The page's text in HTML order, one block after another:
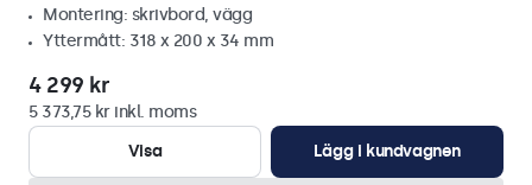
Montering: skrivbord, vägg
Yttermått: 318 x 200 x 34 mm
4 299 kr
5 373,75 kr inkl. moms
Visa
Lägg i kundvagnen